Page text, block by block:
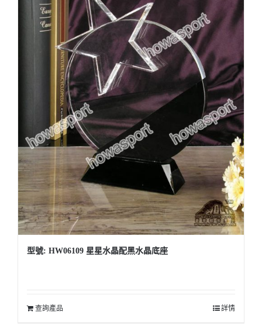
型號: HW06109 星星水晶配黑水晶底座
查詢產品 詳情